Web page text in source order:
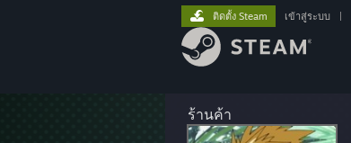
ร้านค้า
ติดตั้ง Steam เข้าสู่ระบบ